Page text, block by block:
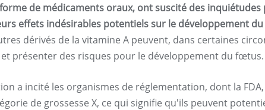
de médicaments oraux, ont suscité des
effets indésirables potentiels sur le développement
dérivés de la vitamine A peuvent, dans certaines
présenter des risques pour le développement du fœtus.
a incité les organismes de réglementation, dont la
de grossesse X, ce qui signifie qu'ils peuvent